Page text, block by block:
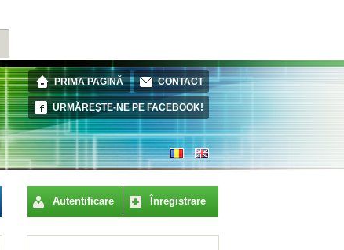
PRIMA PAGINĂ CONTACT
URMĂREŞTE-NE PE FACEBOOK!
Autentificare Înregistrare